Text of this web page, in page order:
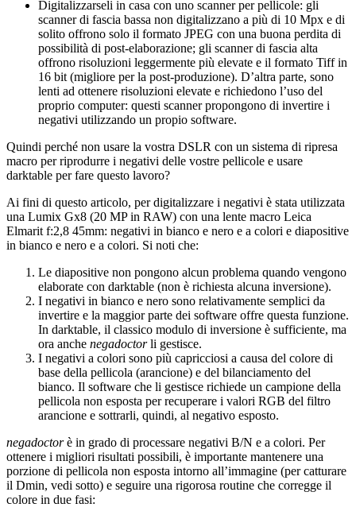
Digitalizzarseli in casa con uno scanner per pellicole: gli
scanner di fascia bassa non digitalizzano a più di 10 Mpx e di
solito offrono solo il formato JPEG con una buona perdita di
possibilità di post-elaborazione; gli scanner di fascia alta
offrono risoluzioni leggermente più elevate e il formato Tiff in
16 bit (migliore per la post-produzione). D’altra parte, sono
lenti ad ottenere risoluzioni elevate e richiedono l’uso del
proprio computer: questi scanner propongono di invertire i
negativi utilizzando un propio software.
Quindi perché non usare la vostra DSLR con un sistema di ripresa
macro per riprodurre i negativi delle vostre pellicole e usare
darktable per fare questo lavoro?
Ai fini di questo articolo, per digitalizzare i negativi è stata utilizzata
una Lumix Gx8 (20 MPin RAW) con una lente macro Leica
Elmarit f:2,8 45mm: negativi in bianco e nero e a colori e diapositive
in bianco e nero e a colori. Si noti che:
Le diapositive non pongono alcun problema quando vengono
elaborate con darktable (non è richiesta alcuna inversione).
I negativi in bianco e nero sono relativamente semplici da
invertire e la maggior parte dei software offre questa funzione.
In darktable, il classico modulo di inversione è sufficiente, ma
ora anche negadoctorli gestisce.
I negativi a colori sono più capricciosi a causa del colore di
base della pellicola (arancione) e del bilanciamento del
bianco. Il software che li gestisce richiede un campione della
pellicola non esposta per recuperare i valori RGB del filtro
arancione e sottrarli, quindi, al negativo esposto.
negadoctorè in grado di processare negativi B/N e a colori. Per
ottenere i migliori risultati possibili, è importante mantenere una
porzione di pellicola non esposta intorno all’immagine (per catturare
il Dmin, vedi sotto) e seguire una rigorosa routine che corregge il
colore in due fasi: